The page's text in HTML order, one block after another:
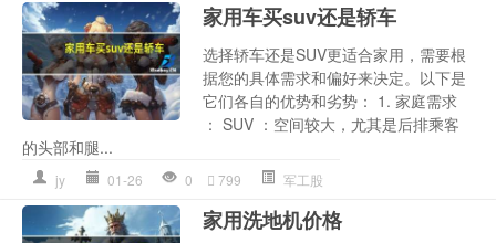
家用车买suv还是轿车
选择轿车还是SUV更适合家用，需要根
据您的具体需求和偏好来决定。以下是
它们各自的优势和劣势： 1. 家庭需求
： SUV ：空间较大，尤其是后排乘客
的头部和腿...
jy 01-26 0 799 军工股
家用洗地机价格